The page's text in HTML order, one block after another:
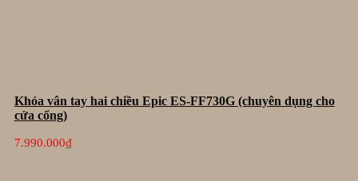
Khóa vân tay hai chiều Epic ES-FF730G (chuyên dụng cho
cửa cổng)
7.990.000₫